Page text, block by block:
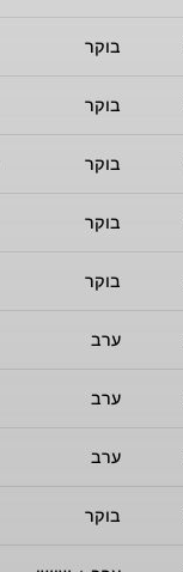
בוקר
בוקר
בוקר
בוקר
בוקר
ערב
ערב
ערב
בוקר